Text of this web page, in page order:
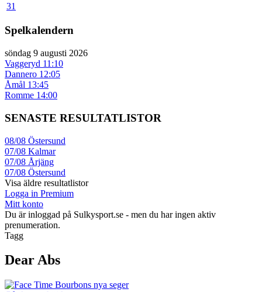
31
Spelkalendern
söndag 9 augusti 2026
Vaggeryd 11:10
Dannero 12:05
Åmål 13:45
Romme 14:00
SENASTE RESULTATLISTOR
08/08 Östersund
07/08 Kalmar
07/08 Årjäng
07/08 Östersund
Visa äldre resultatlistor
Logga in Premium
Mitt konto
Du är inloggad på Sulkysport.se - men du har ingen aktiv
prenumeration.
Tagg
Dear Abs